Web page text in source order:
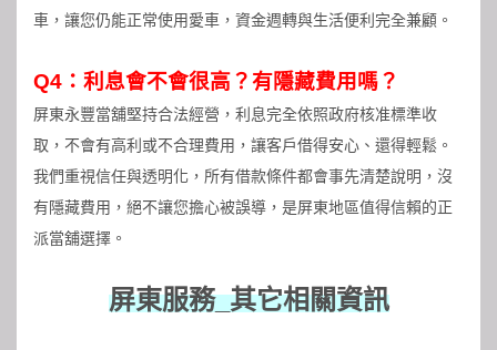
車，讓您仍能正常使用愛車，資金週轉與生活便利完全兼顧。
Q4：利息會不會很高？有隱藏費用嗎？
屏東永豐當舖堅持合法經營，利息完全依照政府核准標準收
取，不會有高利或不合理費用，讓客戶借得安心、還得輕鬆。
我們重視信任與透明化，所有借款條件都會事先清楚說明，沒
有隱藏費用，絕不讓您擔心被誤導，是屏東地區值得信賴的正
派當舖選擇。
屏東服務_其它相關資訊